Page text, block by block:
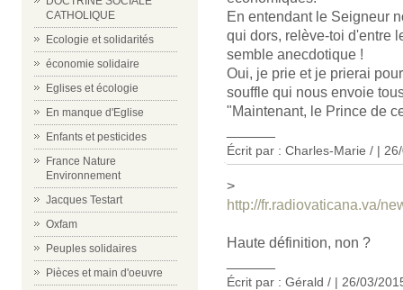
CATHOLIQUE
Ecologie et solidarités
économie solidaire
Eglises et écologie
En manque d'Eglise
Enfants et pesticides
France Nature
Environnement
Jacques Testart
Oxfam
Peuples solidaires
Pièces et main d'oeuvre
En entendant le Seigneur
qui dors, relève-toi d'entre
semble anecdotique !
Oui, je prie et je prierai
souffle qui nous envoie
"Maintenant, le Prince de
Écrit par : Charles-Marie / |
>
http://fr.radiovaticana.va/
Haute définition, non ?
Écrit par : Gérald / | 26/03/